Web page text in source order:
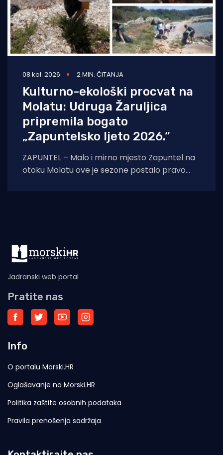
08 kol. 2026 2 MIN. ČITANJA
Kulturno-ekološki procvat na
Molatu: Udruga Žaruljica
pripremila bogato
„Zapuntelsko ljeto 2026.“
ZAPUNTEL – Malo i mirno mjesto Zapuntel na
otoku Molatu ove je sezone postalo pravo
Jadranski web portal
Pratite nas
Info
O portalu Morski.HR
Oglašavanje na Morski.HR
Politika zaštite osobnih podataka
Pravila prenošenja sadržaja